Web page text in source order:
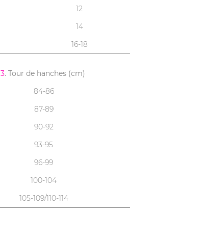
12
14
16-18
3. Tour de hanches (cm)
84-86
87-89
90-92
93-95
96-99
100-104
105-109/110-114